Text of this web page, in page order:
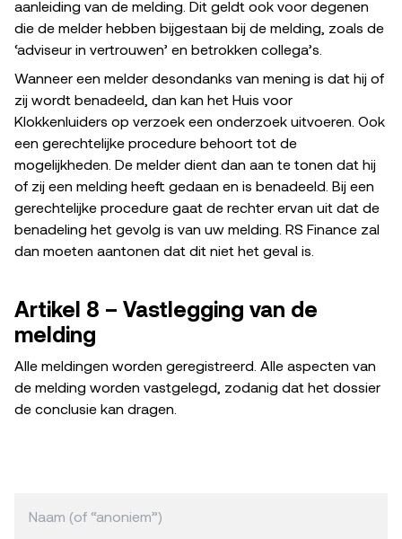
aanleiding van de melding. Dit geldt ook voor degenen
die de melder hebben bijgestaan bij de melding, zoals de
‘adviseur in vertrouwen’ en betrokken collega’s.
Wanneer een melder desondanks van mening is dat hij of
zij wordt benadeeld, dan kan het Huis voor
Klokkenluiders op verzoek een onderzoek uitvoeren. Ook
een gerechtelijke procedure behoort tot de
mogelijkheden. De melder dient dan aan te tonen dat hij
of zij een melding heeft gedaan en is benadeeld. Bij een
gerechtelijke procedure gaat de rechter ervan uit dat de
benadeling het gevolg is van uw melding. RS Finance zal
dan moeten aantonen dat dit niet het geval is.
Artikel 8 – Vastlegging van de
melding
Alle meldingen worden geregistreerd. Alle aspecten van
de melding worden vastgelegd, zodanig dat het dossier
de conclusie kan dragen.